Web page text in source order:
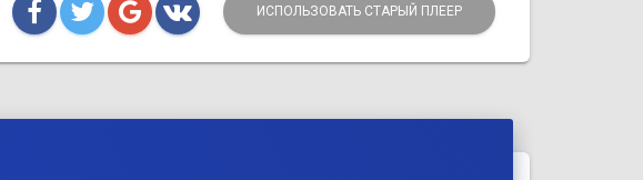
ИСПОЛЬЗОВАТЬ СТАРЫЙ ПЛЕЕР